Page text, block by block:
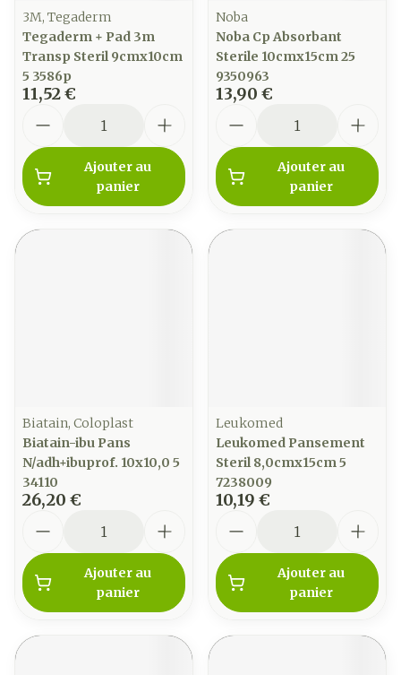
3M, Tegaderm
Tegaderm + Pad 3m
Transp Steril 9cmx10cm
5 3586p
11,52 €
Ajouter au
panier
Noba
Noba Cp Absorbant
Sterile 10cmx15cm 25
9350963
13,90 €
Ajouter au
panier
Biatain, Coloplast
Biatain-ibu Pans
N/adh+ibuprof. 10x10,0 5
34110
26,20 €
Ajouter au
panier
Leukomed
Leukomed Pansement
Steril 8,0cmx15cm 5
7238009
10,19 €
Ajouter au
panier